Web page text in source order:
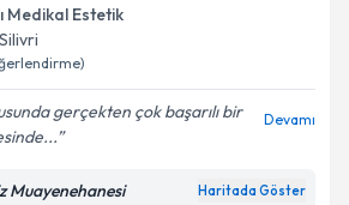
Medikal Estetik
gerçekten çok başarılı bir
Devamı
Muayenehanesi Haritada Göster